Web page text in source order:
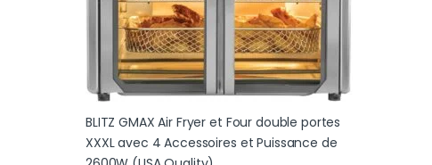
BLITZ GMAX Air Fryer et Four double portes
XXXL avec 4 Accessoires et Puissance de